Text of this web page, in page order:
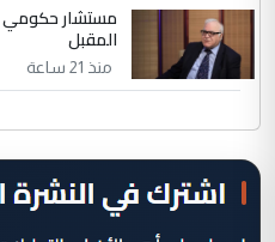
مستشار حكومي
المقبل
منذ 21 ساعة